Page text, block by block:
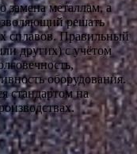
металлам, а
решать
сплавов. Правильный
других) с учётом
оборудования.
стандартом на